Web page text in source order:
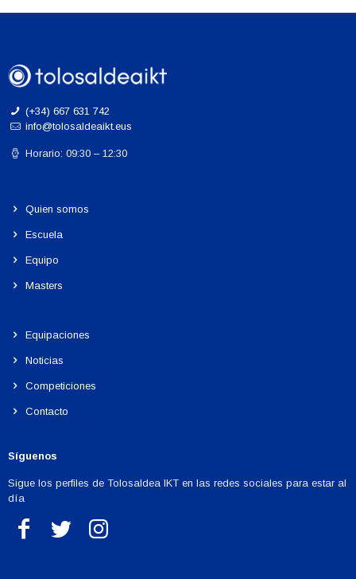
(+34) 667 631 742
info@tolosaldeaikt.eus
Horario: 09:30 – 12:30
Quien somos
Escuela
Equipo
Masters
Equipaciones
Noticias
Competiciones
Contacto
Síguenos
Sigue los perfiles de Tolosaldea IKT en las redes sociales para estar al
día